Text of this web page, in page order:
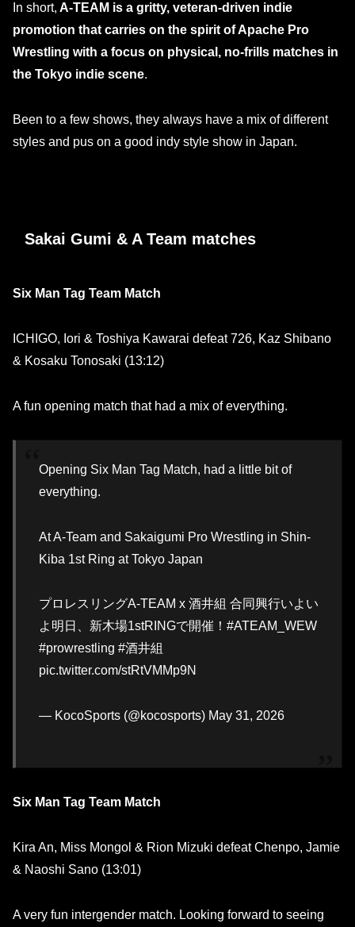
In short, A-TEAM is a gritty, veteran-driven indie
promotion that carries on the spirit of Apache Pro
Wrestling with a focus on physical, no-frills matches in
the Tokyo indie scene.
Been to a few shows, they always have a mix of different
styles and pus on a good indy style show in Japan.
Sakai Gumi & A Team matches
Six Man Tag Team Match
ICHIGO, Iori & Toshiya Kawarai defeat 726, Kaz Shibano
& Kosaku Tonosaki (13:12)
A fun opening match that had a mix of everything.
Opening Six Man Tag Match, had a little bit of
everything.
At A-Team and Sakaigumi Pro Wrestling in Shin-
Kiba 1st Ring at Tokyo Japan
プロレスリングA-TEAM x 酒井組 合同興行いよい
よ明日、新木場1stRINGで開催！#ATEAM_WEW
#prowrestling #酒井組
pic.twitter.com/stRtVMMp9N
— KocoSports (@kocosports) May 31, 2026
Six Man Tag Team Match
Kira An, Miss Mongol & Rion Mizuki defeat Chenpo, Jamie
& Naoshi Sano (13:01)
A very fun intergender match. Looking forward to seeing